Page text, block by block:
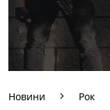
Новини Рок